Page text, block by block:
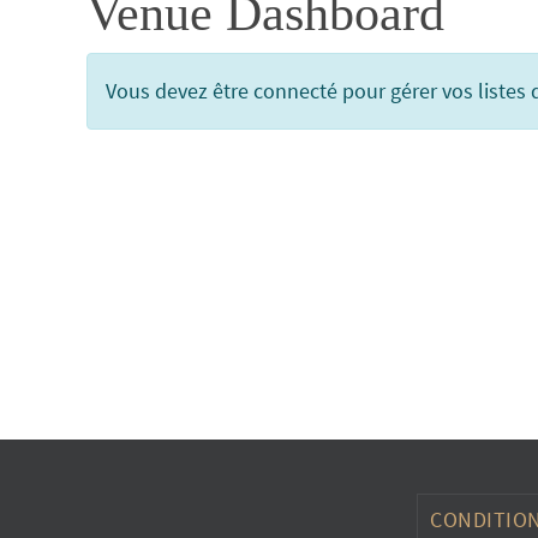
Venue Dashboard
Vous devez être connecté pour gérer vos listes